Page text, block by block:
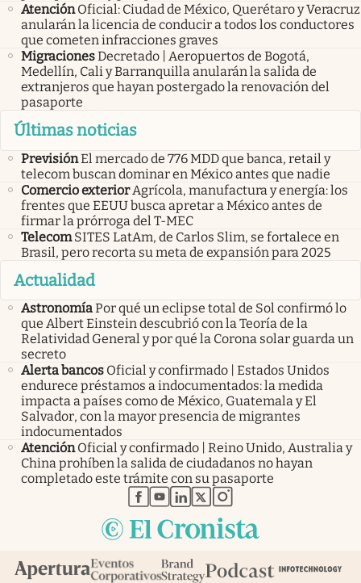
Atención Oficial: Ciudad de México, Querétaro y Veracruz
anularán la licencia de conducir a todos los conductores
que cometen infracciones graves
MigracionesDecretado | Aeropuertos de Bogotá,
Medellín, Cali y Barranquilla anularán la salida de
extranjeros que hayan postergado la renovación del
pasaporte
Últimas noticias
PrevisiónEl mercado de 776 MDD que banca, retail y
telecom buscan dominar en México antes que nadie
Comercio exterior Agrícola, manufactura y energía: los
frentes que EEUU busca apretar a México antes de
firmar la prórroga del T-MEC
Telecom SITES LatAm, de Carlos Slim, se fortalece en
Brasil, pero recorta su meta de expansión para 2025
Actualidad
AstronomíaPor qué un eclipse total de Sol confirmó lo
que Albert Einstein descubrió con la Teoría de la
Relatividad General y por qué la Corona solar guarda un
secreto
Alerta bancos Oficial y confirmado | Estados Unidos
endurece préstamos a indocumentados: la medida
impacta a países como de México, Guatemala y El
Salvador, con la mayor presencia de migrantes
indocumentados
Atención Oficial y confirmado | Reino Unido, Australia y
China prohíben la salida de ciudadanos no hayan
completado este trámite con su pasaporte
abre en nueva pestaña
abre en nueva pestaña
abre en nueva pestaña
abre en nueva pestaña
abre en nueva pestaña